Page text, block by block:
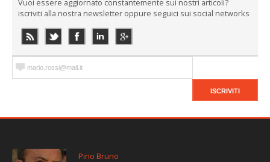
Vuoi essere aggiornato constantemente sui nostri articoli?
iscriviti alla nostra newsletter oppure seguici sui social networks
Pino Bruno